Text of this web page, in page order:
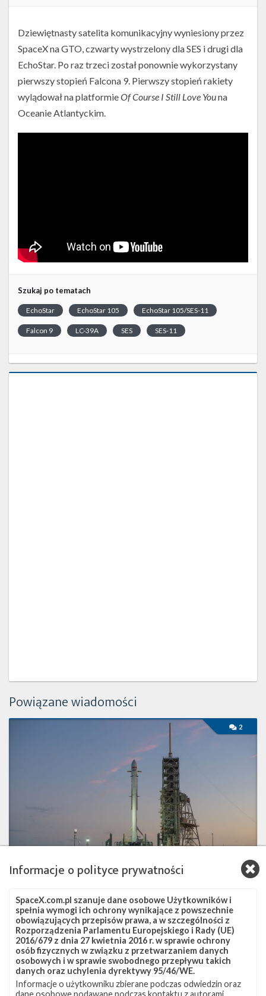
Dziewiętnasty satelita komunikacyjny wyniesiony przez
SpaceX na GTO, czwarty wystrzelony dla SES i drugi dla
EchoStar. Po raz trzeci został ponownie wykorzystany
pierwszy stopień Falcona 9. Pierwszy stopień rakiety
wylądował na platformieOf Course I Still Love Youna
Oceanie Atlantyckim.
Szukaj po tematach
EchoStar EchoStar 105 EchoStar 105/SES-11
Falcon 9 LC-39A SES SES-11
Powiązane wiadomości
2
Udany start i lądowanie podczas misji SES-
11/EchoStar 105
czwartek, 12 października 2017 01:30
Start
rakiety
Informacje o polityce prywatności
SpaceX.com.pl szanuje dane osobowe Użytkowników i
spełnia wymogi ich ochrony wynikające z powszechnie
obowiązujących przepisów prawa, a w szczególności z
Rozporządzenia Parlamentu Europejskiego i Rady (UE)
2016/679 z dnia 27 kwietnia 2016 r. w sprawie ochrony
osób fizycznych w związku z przetwarzaniem danych
osobowych i w sprawie swobodnego przepływu takich
danych oraz uchylenia dyrektywy 95/46/WE.
Informacje o użytkowniku zbierane podczas odwiedzin oraz